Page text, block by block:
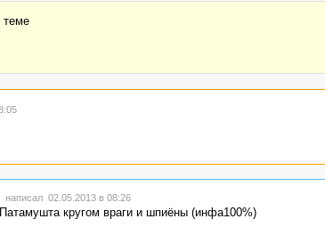
темe
написал 02.05.2013 в 08:26
кругом враги и шпиёны (инфа100%)